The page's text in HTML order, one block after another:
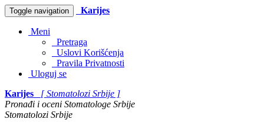
Toggle navigation Karijes
Meni
Pretraga
Uslovi Korišćenja
Pravila Privatnosti
Uloguj se
Karijes
[ Stomatolozi Srbije ]
Pronađi i oceni Stomatologe Srbije
Stomatolozi Srbije